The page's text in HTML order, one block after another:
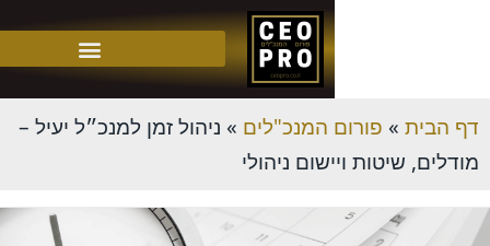
»פורום המנכ"לים »ניהול זמן למנכ״ל יעיל –
ויישום ניהולי